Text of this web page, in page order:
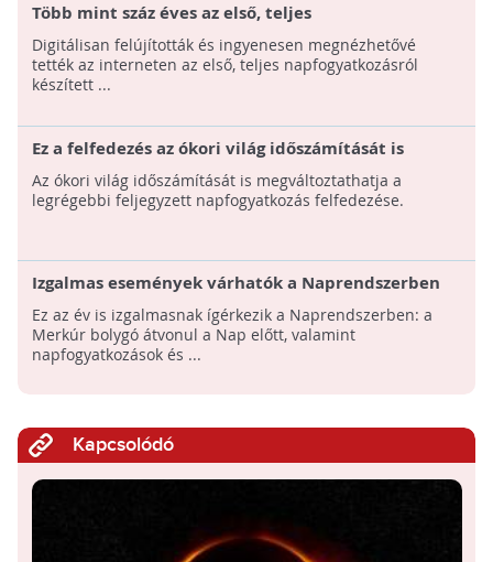
Több mint száz éves az első, teljes
napfogyatkozásról készült film!
Digitálisan felújították és ingyenesen megnézhetővé
tették az interneten az első, teljes napfogyatkozásról
készített ...
Ez a felfedezés az ókori világ időszámítását is
megváltoztathatja
Az ókori világ időszámítását is megváltoztathatja a
legrégebbi feljegyzett napfogyatkozás felfedezése.
Izgalmas események várhatók a Naprendszerben
2016-ban
Ez az év is izgalmasnak ígérkezik a Naprendszerben: a
Merkúr bolygó átvonul a Nap előtt, valamint
napfogyatkozások és ...
Kapcsolódó